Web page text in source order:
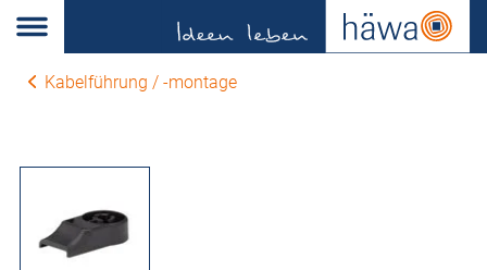
Kabelführung / -montage